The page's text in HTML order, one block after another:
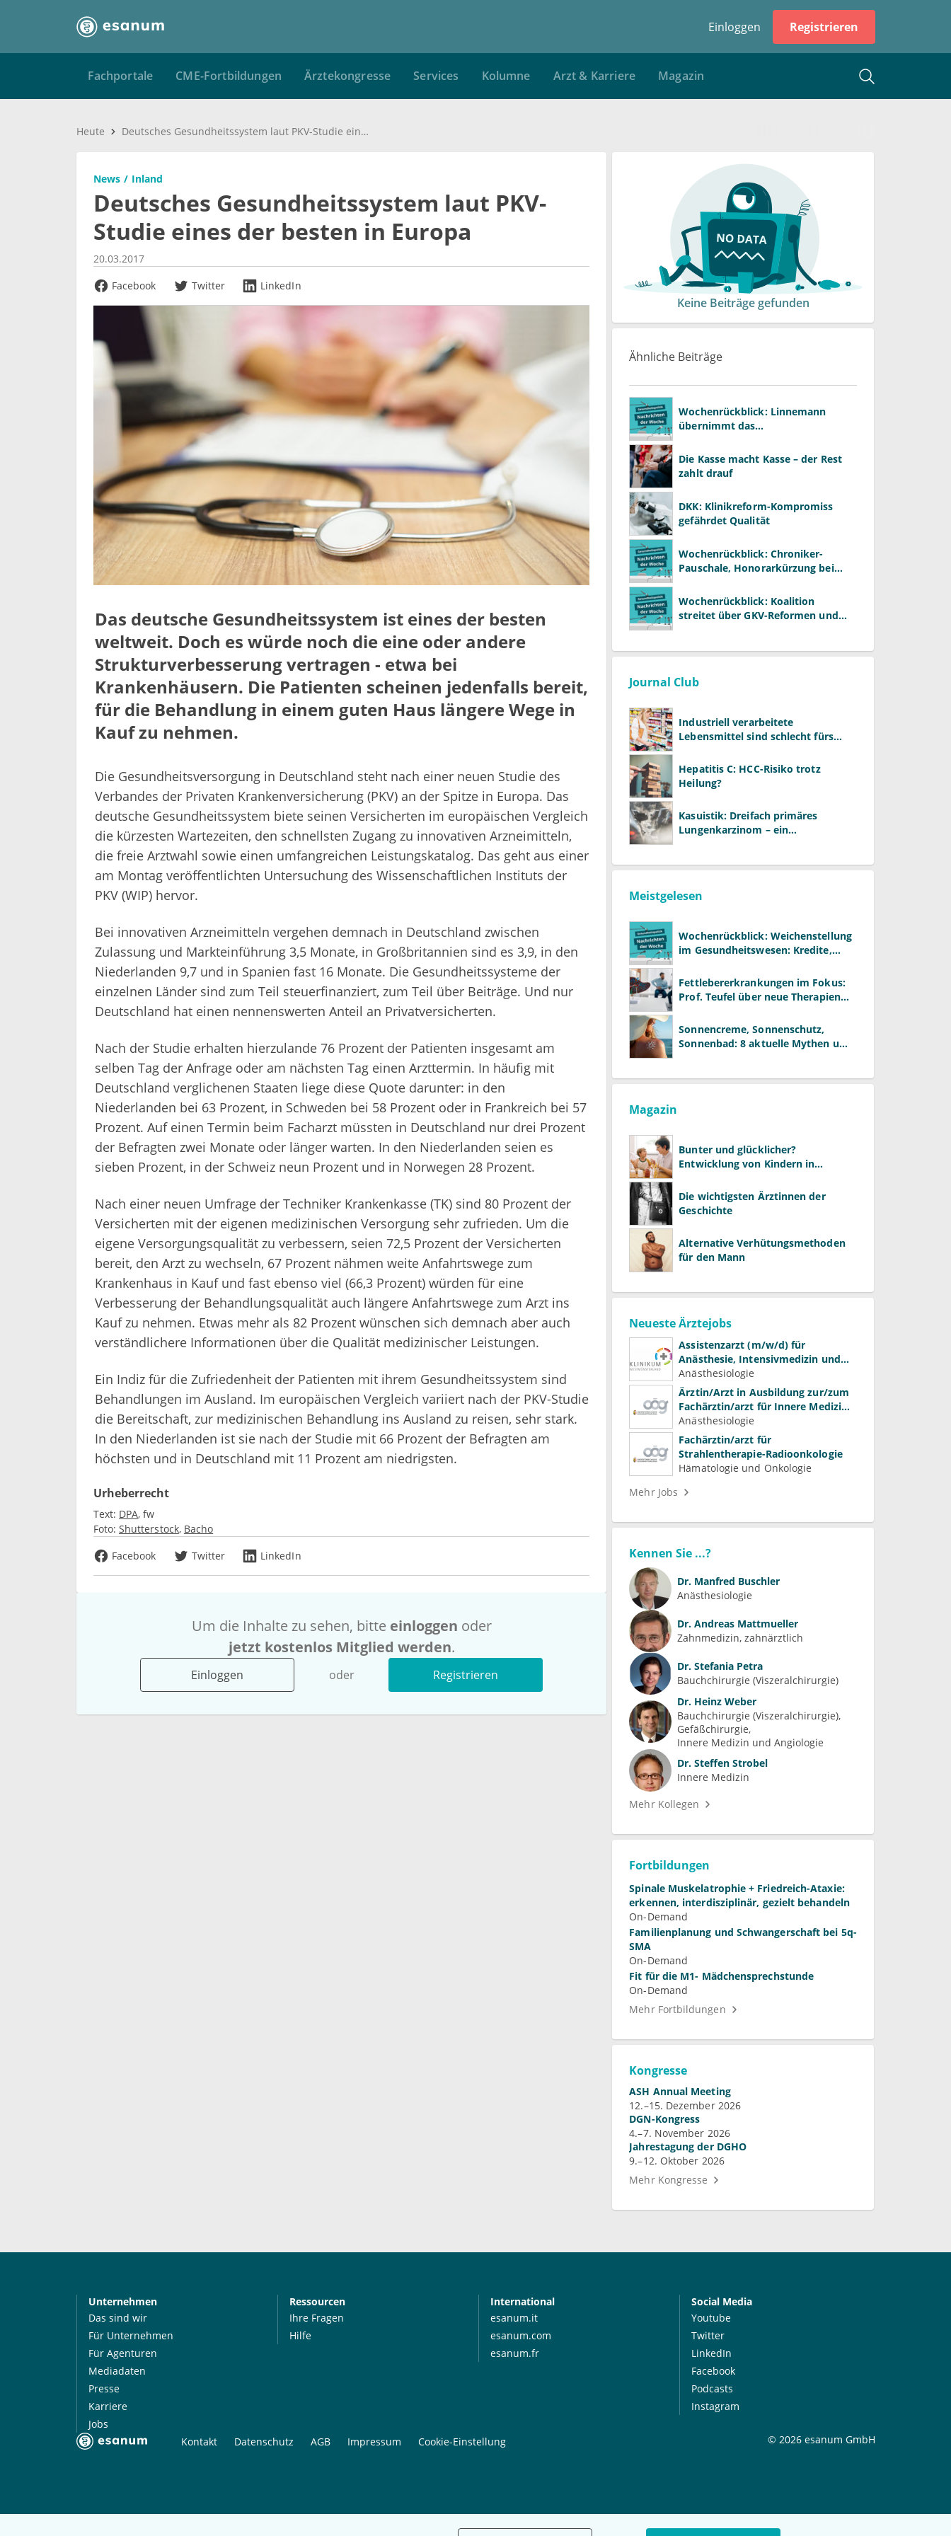
Einloggen Registrieren
Fachportale CME-Fortbildungen Ärztekongresse Services Kolumne Arzt & Karriere Magazin
Heute Deutsches Gesundheitssystem laut PKV-Studie eines der besten in Europa
News Inland
Deutsches Gesundheitssystem laut PKV-
Studie eines der besten in Europa
20.03.2017
Facebook
Twitter LinkedIn
Das deutsche Gesundheitssystem ist eines der besten
weltweit. Doch es würde noch die eine oder andere
Strukturverbesserung vertragen - etwa bei
Krankenhäusern. Die Patienten scheinen jedenfalls bereit,
für die Behandlung in einem guten Haus längere Wege in
Kauf zu nehmen.
Die Gesundheitsversorgung in Deutschland steht nach einer neuen Studie des
Verbandes der Privaten Krankenversicherung (PKV) an der Spitze in Europa. Das
deutsche Gesundheitssystem biete seinen Versicherten im europäischen Vergleich
die kürzesten Wartezeiten, den schnellsten Zugang zu innovativen Arzneimitteln,
die freie Arztwahl sowie einen umfangreichen Leistungskatalog. Das geht aus einer
am Montag veröffentlichten Untersuchung des Wissenschaftlichen Instituts der
PKV (WIP) hervor.
Bei innovativen Arzneimitteln vergehen demnach in Deutschland zwischen
Zulassung und Markteinführung 3,5 Monate, in Großbritannien sind es 3,9, in den
Niederlanden 9,7 und in Spanien fast 16 Monate. Die Gesundheitssysteme der
einzelnen Länder sind zum Teil steuerfinanziert, zum Teil über Beiträge. Und nur
Deutschland hat einen nennenswerten Anteil an Privatversicherten.
Nach der Studie erhalten hierzulande 76 Prozent der Patienten insgesamt am
selben Tag der Anfrage oder am nächsten Tag einen Arzttermin. In häufig mit
Deutschland verglichenen Staaten liege diese Quote darunter: in den
Niederlanden bei 63 Prozent, in Schweden bei 58 Prozent oder in Frankreich bei 57
Prozent. Auf einen Termin beim Facharzt müssten in Deutschland nur drei Prozent
der Befragten zwei Monate oder länger warten. In den Niederlanden seien es
sieben Prozent, in der Schweiz neun Prozent und in Norwegen 28 Prozent.
Nach einer neuen Umfrage der Techniker Krankenkasse (TK) sind 80 Prozent der
Versicherten mit der eigenen medizinischen Versorgung sehr zufrieden. Um die
eigene Versorgungsqualität zu verbessern, seien 72,5 Prozent der Versicherten
bereit, den Arzt zu wechseln, 67 Prozent nähmen weite Anfahrtswege zum
Krankenhaus in Kauf und fast ebenso viel (66,3 Prozent) würden für eine
Verbesserung der Behandlungsqualität auch längere Anfahrtswege zum Arzt ins
Kauf zu nehmen. Etwas mehr als 82 Prozent wünschen sich demnach aber auch
verständlichere Informationen über die Qualität medizinischer Leistungen.
Ein Indiz für die Zufriedenheit der Patienten mit ihrem Gesundheitssystem sind
Behandlungen im Ausland. Im europäischen Vergleich variiert nach der PKV-Studie
die Bereitschaft, zur medizinischen Behandlung ins Ausland zu reisen, sehr stark.
In den Niederlanden ist sie nach der Studie mit 66 Prozent der Befragten am
höchsten und in Deutschland mit 11 Prozent am niedrigsten.
Urheberrecht
Text: DPA fw
Foto: Shutterstock Bacho
Facebook
Twitter LinkedIn
Um die Inhalte zu sehen, bitte einloggen oder
jetzt kostenlos Mitglied werden.
Einloggen oder Registrieren
Keine Beiträge gefunden
Ähnliche Beiträge
Wochenrückblick: Linnemann
übernimmt das
Warken
Die Kasse macht Kasse – der Rest
zahlt drauf
DKK: Klinikreform-Kompromiss
gefährdet Qualität
Wochenrückblick: Chroniker-
Pauschale, Honorarkürzung bei
Wochenrückblick: Koalition
streitet über GKV-Reformen und
Journal Club
Industriell verarbeitete
Lebensmittel sind schlecht fürs
Hepatitis C: HCC-Risiko trotz
Heilung?
Kasuistik: Dreifach primäres
Lungenkarzinom – ein
Meistgelesen
Wochenrückblick: Weichenstellung
im Gesundheitswesen: Kredite,
Fettlebererkrankungen im Fokus:
Prof. Teufel über neue Therapien
Sonnencreme, Sonnenschutz,
Sonnenbad: 8 aktuelle Mythen und
Magazin
Bunter und glücklicher?
Entwicklung von Kindern in
Die wichtigsten Ärztinnen der
Geschichte
Alternative Verhütungsmethoden
für den Mann
Neueste Ärztejobs
Assistenzarzt (m/w/d) für
Anästhesie, Intensivmedizin und
Schmerztherapie
Anästhesiologie
Ärztin/Arzt in Ausbildung zur/zum
Fachärztin/arzt für Innere Medizin
(Kardiologie, Nephrologie,
Intensivmedizin)
Anästhesiologie
Fachärztin/arzt für
Strahlentherapie-Radioonkologie
Hämatologie und Onkologie
Mehr Jobs
Kennen Sie ...?
Dr. Manfred Buschler
Anästhesiologie
Dr. Andreas Mattmueller
Zahnmedizin, zahnärztlich
Dr. Stefania Petra
Bauchchirurgie (Viszeralchirurgie)
Dr. Heinz Weber
Bauchchirurgie (Viszeralchirurgie)
Gefäßchirurgie
Innere Medizin und Angiologie
Dr. Steffen Strobel
Innere Medizin
Mehr Kollegen
Fortbildungen
Spinale Muskelatrophie + Friedreich-Ataxie:
erkennen, interdisziplinär, gezielt behandeln
On-Demand
Familienplanung und Schwangerschaft bei 5q-
SMA
On-Demand
Fit für die M1- Mädchensprechstunde
On-Demand
Mehr Fortbildungen
Kongresse
ASH Annual Meeting
12.–15. Dezember 2026
DGN-Kongress
4.–7. November 2026
Jahrestagung der DGHO
9.–12. Oktober 2026
Mehr Kongresse
Unternehmen
Das sind wir
Für Unternehmen
Für Agenturen
Mediadaten
Presse
Karriere
Jobs
Ressourcen
Ihre Fragen
Hilfe
International
esanum.it
esanum.com
esanum.fr
Social Media
Youtube
Twitter
LinkedIn
Facebook
Podcasts
Instagram
Kontakt Datenschutz AGB Impressum Cookie-Einstellung © 2026 esanum GmbH